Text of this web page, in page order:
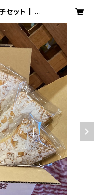
セット | ピッ